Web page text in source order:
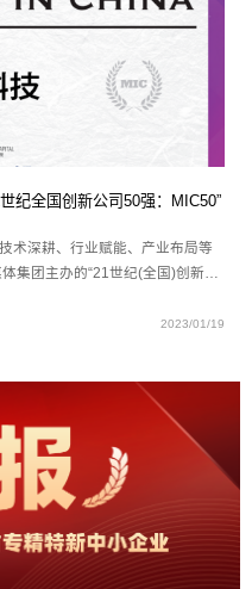
纪全国创新公司50强：MIC50”
术深耕、行业赋能、产业布局等
集团主办的“21世纪(全国)创新公
图为网思科技荣获“21世纪（全
2023/01/19